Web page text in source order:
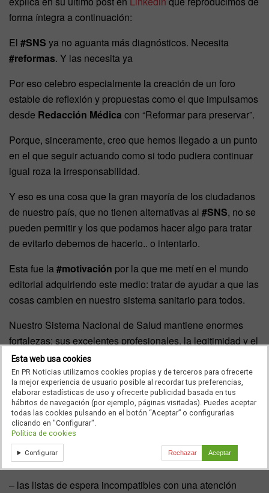
forma íntegra a continuación:
El #SNS ya no aguanta más diagnósticos. Necesita
#reformas. Y las necesita ya
Por eso celebro especialmente la creación de un foro
estable de reflexión y propuestas como el que impulsamos
desde Redacción Médica con “Reformar para preservar”.
Porque, sinceramente, creo que hemos llegado a un punto
en el que seguir actuando como si todo pudiera continuar
igual roza la irresponsabilidad.
Y eso es una cosa que la gran mayoría de los ciudadanos
de nuestro país, que no tienen alternativas al #SNS, no se
pueden permitir y los que podamos hacer algo para tratar
de evitarlo debemos de hacerlo.. o intentarlo.
Esta fue la#motivación por la que me metí en el mundo
editorial adquiriendo este medio: tratar de ayudar a que las
cosas cambien en nuestro sistema sanitario para todos.
Nuestro Sistema Nacional de Salud mantiene enormes
fortalezas: sus excelentes profesionales, la legitimidad y el
apoyo social y unos valores – universalidad, equidad,
gratuidad en los servicios – muy sólidos.
Pero también acumula demasiados síntomas de
agotamiento que necesitan ser reconducidos lo antes
posibles porque producen estragos a nivel personal y
familiar en el momento actual – no mañana, ni en un
hipotético futuro -, por:
– las listas de espera incompatibles con una atención
Esta web usa cookies
En PR Noticias utilizamos cookies propias y de terceros para ofrecerte
la mejor experiencia de usuario posible al recordar tus preferencias,
elaborar estadísticas de uso y ofrecerte publicidad basada en tus
hábitos de navegación (por ejemplo, páginas visitadas). Puedes aceptar
todas las cookies pulsando en el botón “Aceptar” o configurarlas
clicando en "Configurar".
Política de cookies
Configurar Rechazar Aceptar